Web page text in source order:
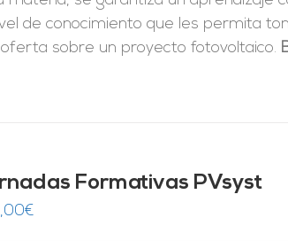
de conocimiento que les permita
sobre un proyecto fotovoltaico.
Formativas PVsyst
€